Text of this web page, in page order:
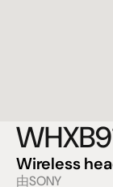
Wireless
由SONY